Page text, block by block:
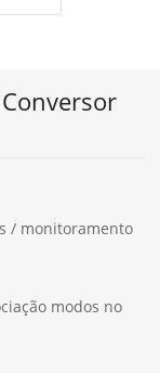
/ monitoramento
modos no